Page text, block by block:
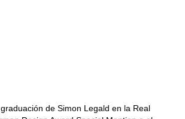
de Simon Legald en la Real